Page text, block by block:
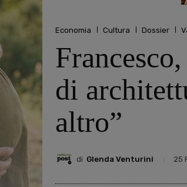
Economia Cultura Dossier
di
altro”
di Glenda Venturini 25